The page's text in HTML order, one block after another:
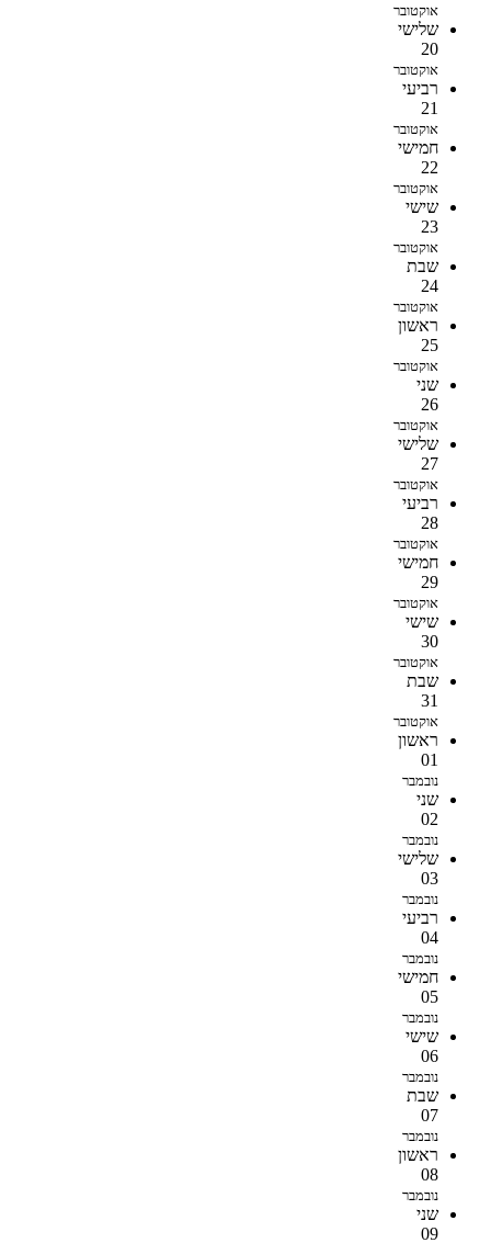
אוקטובר
שלישי
20
אוקטובר
רביעי
21
אוקטובר
חמישי
22
אוקטובר
שישי
23
אוקטובר
שבת
24
אוקטובר
ראשון
25
אוקטובר
שני
26
אוקטובר
שלישי
27
אוקטובר
רביעי
28
אוקטובר
חמישי
29
אוקטובר
שישי
30
אוקטובר
שבת
31
אוקטובר
ראשון
01
נובמבר
שני
02
נובמבר
שלישי
03
נובמבר
רביעי
04
נובמבר
חמישי
05
נובמבר
שישי
06
נובמבר
שבת
07
נובמבר
ראשון
08
נובמבר
שני
09